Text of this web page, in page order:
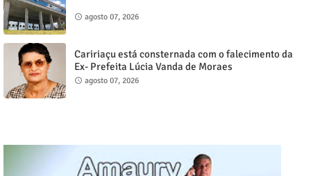
agosto 07, 2026
Caririaçu está consternada com o falecimento da
Ex- Prefeita Lúcia Vanda de Moraes
agosto 07, 2026